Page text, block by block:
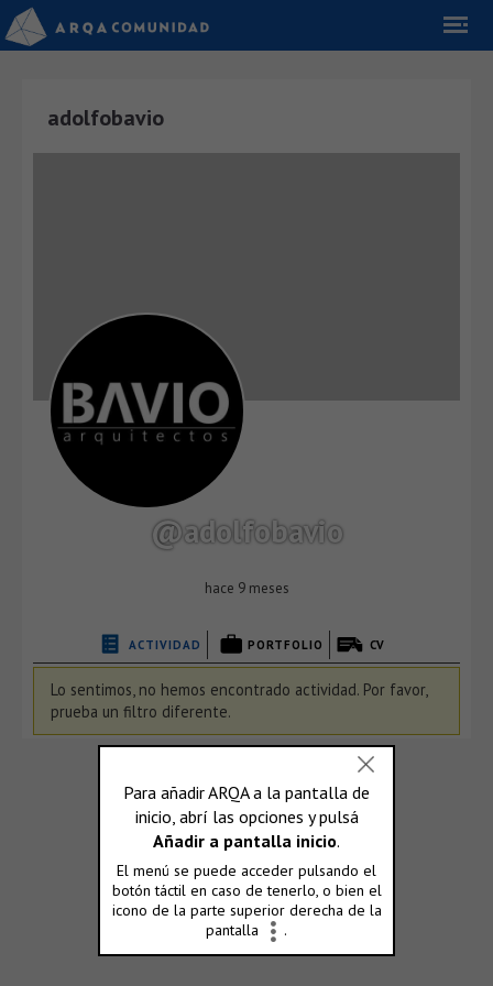
adolfobavio
@adolfobavio
hace 9 meses
ACTIVIDAD PORTFOLIO CV
Lo sentimos, no hemos encontrado actividad. Por favor,
prueba un filtro diferente.